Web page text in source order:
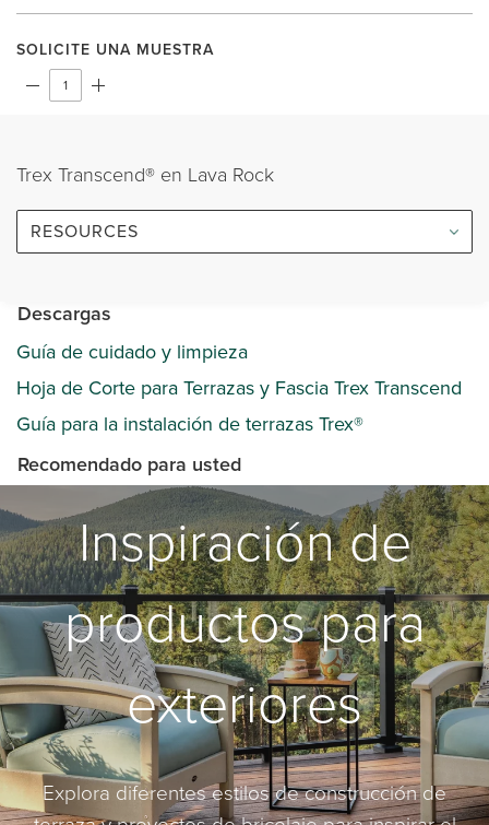
SOLICITE UNA MUESTRA
Trex Transcend® en Lava Rock
RESOURCES
Descargas
Guía de cuidado y limpieza
Hoja de Corte para Terrazas y Fascia Trex Transcend
Guía para la instalación de terrazas Trex®
Recomendado para usted
Inspiración de
productos para
exteriores
Explora diferentes estilos de construcción de